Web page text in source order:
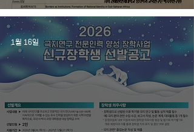
1월 16일